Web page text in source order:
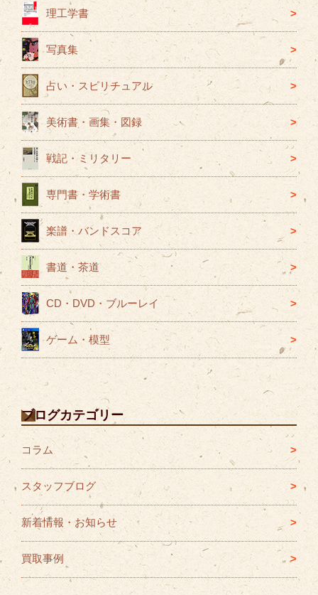
ー
理工学書
写真集
占い・スピリチュアル
美術書・画集・図録
戦記・ミリタリー
専門書・学術書
楽譜・バンドスコア
書道・茶道
CD・DVD・ブルーレイ
ゲーム・模型
ブログカテゴリー
コラム
スタッフブログ
新着情報・お知らせ
買取事例